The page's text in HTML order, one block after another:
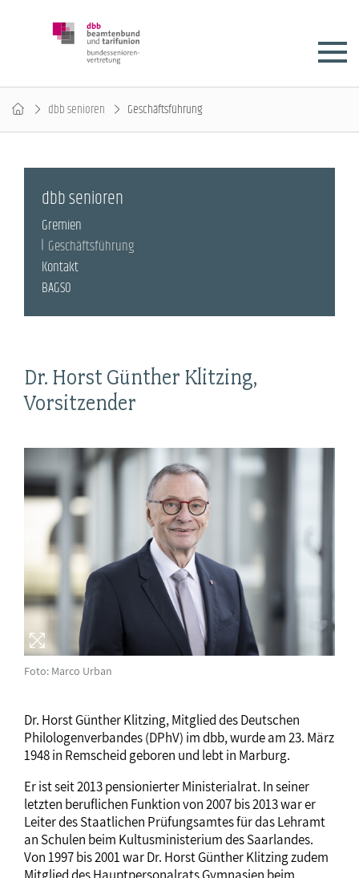
dbb senioren Geschäftsführung
Dr. Horst Günther Klitzing,
Vorsitzender
Foto: Marco Urban
Dr. Horst Günther Klitzing, Mitglied des Deutschen
Philologenverbandes (DPhV) im dbb, wurde am 23. März
1948 in Remscheid geboren und lebt in Marburg.
Er ist seit 2013 pensionierter Ministerialrat. In seiner
letzten beruflichen Funktion von 2007 bis 2013 war er
Leiter des Staatlichen Prüfungsamtes für das Lehramt
an Schulen beim Kultusministerium des Saarlandes.
Von 1997 bis 2001 war Dr. Horst Günther Klitzing zudem
dbb senioren
Gremien
Geschäftsführung
Kontakt
BAGSO